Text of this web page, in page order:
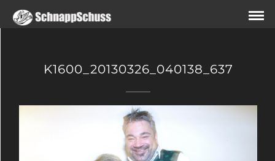
K1600_20130326_040138_637